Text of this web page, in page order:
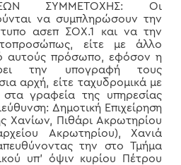
ΣΥΜΜΕΤΟΧΗΣ: Οι
να συμπληρώσουν την
ασεπ ΣΟΧ.1 και να την
είτε με άλλο
αυτούς πρόσωπο, εφόσον η
την υπογραφή τους
αρχή, είτε ταχυδρομικά με
στα γραφεία της υπηρεσίας
Δημοτική Επιχείρηση
Χανίων, Πιθάρι Ακρωτηρίου
Ακρωτηρίου), Χανιά
την στο Τμήμα
υπ’ όψιν κυρίου Πέτρου